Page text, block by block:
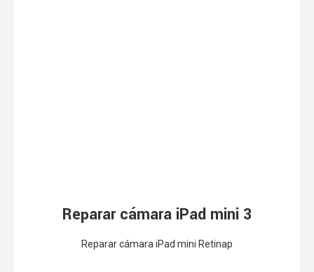
Reparar cámara iPad mini 3
Reparar cámara iPad mini Retinap